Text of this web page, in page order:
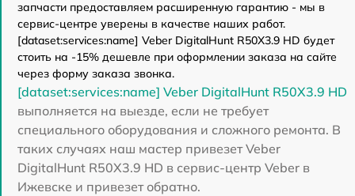
запчасти предоставляем расширенную гарантию - мы в
сервис-центре уверены в качестве наших работ.
[dataset:services:name] Veber DigitalHunt R50X3.9 HD будет
стоить на -15% дешевле при оформлении заказа на сайте
через форму заказа звонка.
[dataset:services:name] Veber DigitalHunt R50X3.9 HD
выполняется на выезде, если не требует
специального оборудования и сложного ремонта. В
таких случаях наш мастер привезет Veber
DigitalHunt R50X3.9 HD в сервис-центр Veber в
Ижевске и привезет обратно.